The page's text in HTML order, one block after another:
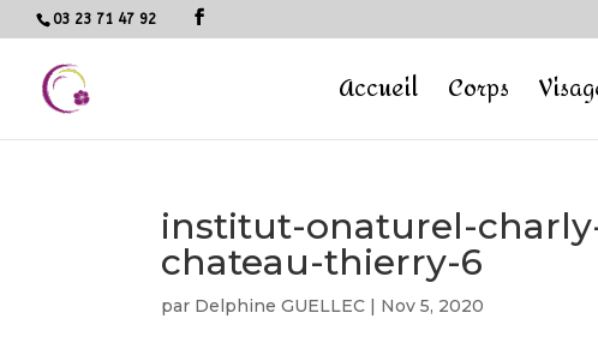
03 23 71 47 92
Accueil Corps
institut-onaturel-
chateau-thierry-6
par Delphine GUELLEC | Nov 5, 2020